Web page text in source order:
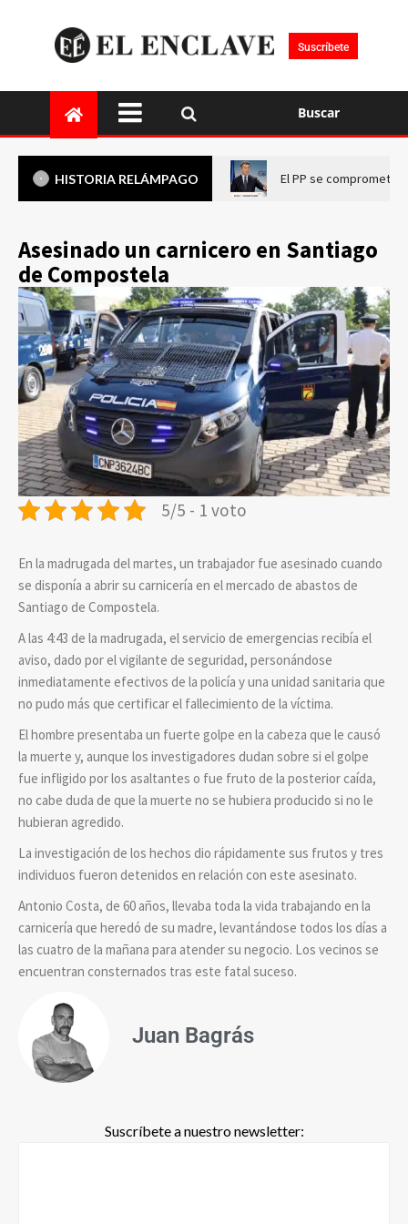
Suscríbete
Buscar
HISTORIA RELÁMPAGO El PP se compromete
Asesinado un carnicero en Santiago
de Compostela
5/5 - 1 voto
En la madrugada del martes, un trabajador fue asesinado cuando
se disponía a abrir su carnicería en el mercado de abastos de
Santiago de Compostela.
A las 4:43 de la madrugada, el servicio de emergencias recibía el
aviso, dado por el vigilante de seguridad, personándose
inmediatamente efectivos de la policía y una unidad sanitaria que
no pudo más que certificar el fallecimiento de la víctima.
El hombre presentaba un fuerte golpe en la cabeza que le causó
la muerte y, aunque los investigadores dudan sobre si el golpe
fue infligido por los asaltantes o fue fruto de la posterior caída,
no cabe duda de que la muerte no se hubiera producido si no le
hubieran agredido.
La investigación de los hechos dio rápidamente sus frutos y tres
individuos fueron detenidos en relación con este asesinato.
Antonio Costa, de 60 años, llevaba toda la vida trabajando en la
carnicería que heredó de su madre, levantándose todos los días a
las cuatro de la mañana para atender su negocio. Los vecinos se
encuentran consternados tras este fatal suceso.
Juan Bagrás
Suscríbete a nuestro newsletter: